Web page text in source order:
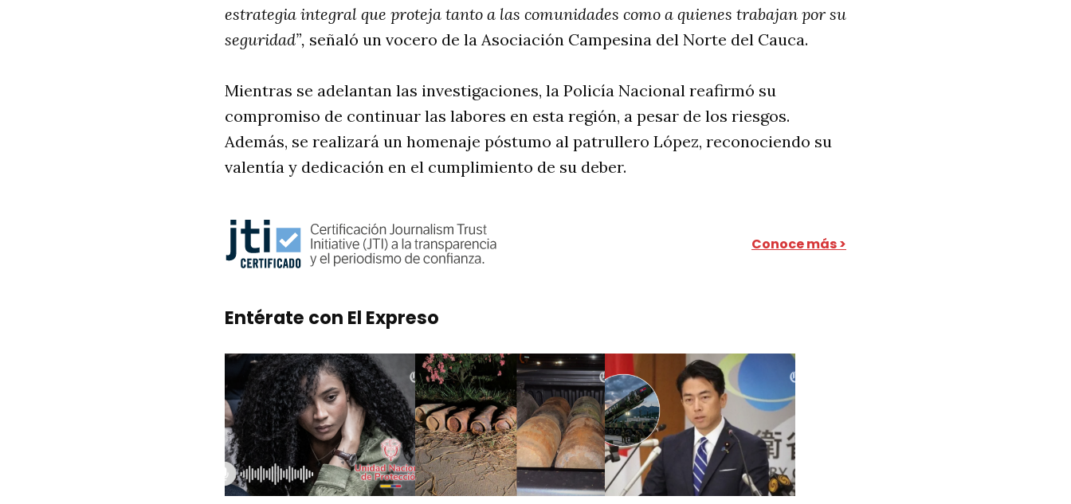
estrategia integral que proteja tanto a las comunidades como a quienes trabajan por su
seguridad”, señaló un vocero de la Asociación Campesina del Norte del Cauca.
Mientras se adelantan las investigaciones, la Policía Nacional reafirmó su
compromiso de continuar las labores en esta región, a pesar de los riesgos.
Además, se realizará un homenaje póstumo al patrullero López, reconociendo su
valentía y dedicación en el cumplimiento de su deber.
Conoce más >
Entérate con El Expreso